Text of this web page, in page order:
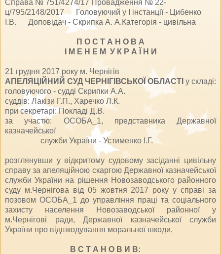
Справа № 751/4274/17 Провадження № 22-
ц/795/2148/2017 Головуючий у I інстанції - Цибенко
І.В. Доповідач - Скрипка А. А.Категорія - цивільна
П О С Т А Н О В А
І М Е Н Е М У К Р А Ї Н И
21 грудня 2017 року м. Чернігів
АПЕЛЯЦІЙНИЙ СУД ЧЕРНІГІВСЬКОЇ ОБЛАСТІ у складі:
головуючого - судді Скрипки А.А.
суддів: Лакізи Г.П., Харечко Л.К.
при секретарі: Покладі Д.В.
за участю: ОСОБА_1, представника Державної
казначейської
служби України - Устименко І.Г.
розглянувши у відкритому судовому засіданні цивільну
справу за апеляційною скаргою Державної казначейської
служби України на рішення Новозаводського районного
суду м.Чернігова від 05 жовтня 2017 року у справі за
позовом ОСОБА_1 до управління праці та соціального
захисту населення Новозаводської районної у
м.Чернігові ради, Державної казначейської служби
України про відшкодування моральної шкоди,
В С Т А Н О В И В: